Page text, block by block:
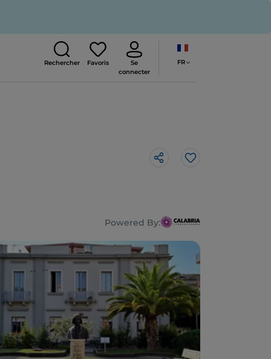
Rechercher Favoris
Se
connecter
FR
Powered By:
J’aime